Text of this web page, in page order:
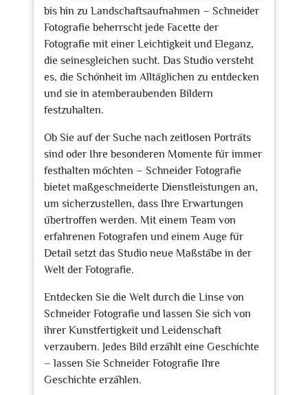
bis hin zu Landschaftsaufnahmen – Schneider
Fotografie beherrscht jede Facette der
Fotografie mit einer Leichtigkeit und Eleganz,
die seinesgleichen sucht. Das Studio versteht
es, die Schönheit im Alltäglichen zu entdecken
und sie in atemberaubenden Bildern
festzuhalten.
Ob Sie auf der Suche nach zeitlosen Porträts
sind oder Ihre besonderen Momente für immer
festhalten möchten – Schneider Fotografie
bietet maßgeschneiderte Dienstleistungen an,
um sicherzustellen, dass Ihre Erwartungen
übertroffen werden. Mit einem Team von
erfahrenen Fotografen und einem Auge für
Detail setzt das Studio neue Maßstäbe in der
Welt der Fotografie.
Entdecken Sie die Welt durch die Linse von
Schneider Fotografie und lassen Sie sich von
ihrer Kunstfertigkeit und Leidenschaft
verzaubern. Jedes Bild erzählt eine Geschichte
– lassen Sie Schneider Fotografie Ihre
Geschichte erzählen.